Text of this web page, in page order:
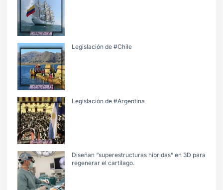
Legislación de #Chile
Legislación de #Argentina
Diseñan “superestructuras híbridas” en 3D para
regenerar el cartílago.